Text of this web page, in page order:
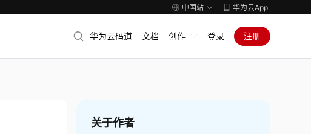
中国站 华为云App
华为云码道 文档 创作 登录 注册
关于作者